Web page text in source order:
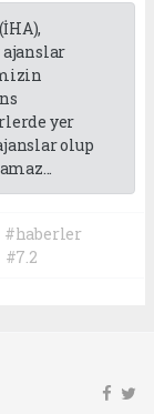
ajanslar
yer
olup
#haberler
#7.2